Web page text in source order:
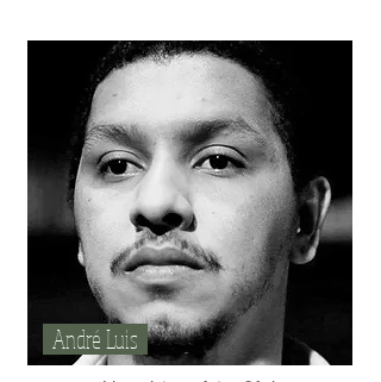
André Luis